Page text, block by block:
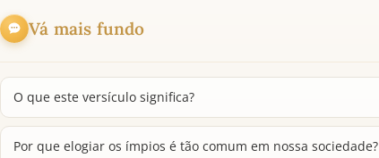
Vá mais fundo
O que este versículo significa?
Por que elogiar os ímpios é tão comum em nossa sociedade?